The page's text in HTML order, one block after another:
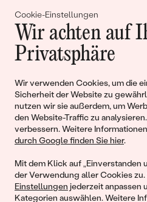
Cookie-Einstellungen
Wir achten auf
Privatsphäre
Wir verwenden Cookies, um die
Sicherheit der Website zu
nutzen wir sie außerdem, um
den Website-Traffic zu
verbessern. Weitere
durch Google finden Sie hier.
Mit dem Klick auf „Einverstanden
der Verwendung aller Cookies zu.
Einstellungen jederzeit anpassen
Kategorien auswählen. Weitere
Gemeinsam
Geschichten von
Liebe
Begleiten Sie uns!